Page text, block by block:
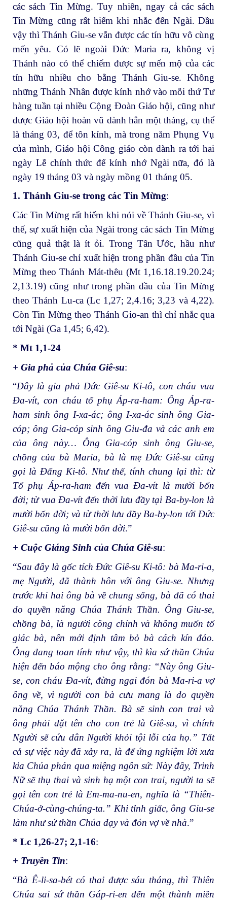
các sách Tin Mừng. Tuy nhiên, ngay cả các sách
Tin Mừng cũng rất hiếm khi nhắc đến Ngài. Dầu
vậy thì Thánh Giu-se vẫn được các tín hữu vô cùng
mến yêu. Có lẽ ngoài Đức Maria ra, không vị
Thánh nào có thể chiếm được sự mến mộ của các
tín hữu nhiều cho bằng Thánh Giu-se. Không
những Thánh Nhân được kính nhớ vào mỗi thứ Tư
hàng tuần tại nhiều Cộng Đoàn Giáo hội, cũng như
được Giáo hội hoàn vũ dành hẳn một tháng, cụ thể
là tháng 03, để tôn kính, mà trong năm Phụng Vụ
của mình, Giáo hội Công giáo còn dành ra tới hai
ngày Lễ chính thức để kính nhớ Ngài nữa, đó là
ngày 19 tháng 03 và ngày mồng 01 tháng 05.
1. Thánh Giu-se trong các Tin Mừng:
Các Tin Mừng rất hiếm khi nói về Thánh Giu-se, vì
thế, sự xuất hiện của Ngài trong các sách Tin Mừng
cũng quả thật là ít ỏi. Trong Tân Ước, hầu như
Thánh Giu-se chỉ xuất hiện trong phần đầu của Tin
Mừng theo Thánh Mát-thêu (Mt 1,16.18.19.20.24;
2,13.19) cũng như trong phần đầu của Tin Mừng
theo Thánh Lu-ca (Lc 1,27; 2,4.16; 3,23 và 4,22).
Còn Tin Mừng theo Thánh Gio-an thì chỉ nhắc qua
tới Ngài (Ga 1,45; 6,42).
* Mt 1,1-24
+ Gia phả của Chúa Giê-su:
“Đây là gia phả Đức Giê-su Ki-tô, con cháu vua
Đa-vít, con cháu tổ phụ Áp-ra-ham: Ông Áp-ra-
ham sinh ông I-xa-ác; ông I-xa-ác sinh ông Gia-
cóp; ông Gia-cóp sinh ông Giu-đa và các anh em
của ông này… Ông Gia-cóp sinh ông Giu-se,
chồng của bà Maria, bà là mẹ Đức Giê-su cũng
gọi là Đấng Ki-tô. Như thế, tính chung lại thì: từ
Tổ phụ Áp-ra-ham đến vua Đa-vít là mười bốn
đời; từ vua Đa-vít đến thời lưu đầy tại Ba-by-lon là
mười bốn đời; và từ thời lưu đầy Ba-by-lon tới Đức
Giê-su cũng là mười bốn đời.”
+ Cuộc Giáng Sinh của Chúa Giê-su:
“Sau đây là gốc tích Đức Giê-su Ki-tô: bà Ma-ri-a,
mẹ Người, đã thành hôn với ông Giu-se. Nhưng
trước khi hai ông bà về chung sống, bà đã có thai
do quyền năng Chúa Thánh Thần. Ông Giu-se,
chồng bà, là người công chính và không muốn tố
giác bà, nên mới định tâm bỏ bà cách kín đáo.
Ông đang toan tính như vậy, thì kìa sứ thần Chúa
hiện đến báo mộng cho ông rằng: “Này ông Giu-
se, con cháu Đa-vít, đừng ngại đón bà Ma-ri-a vợ
ông về, vì người con bà cưu mang là do quyền
năng Chúa Thánh Thần. Bà sẽ sinh con trai và
ông phải đặt tên cho con trẻ là Giê-su, vì chính
Người sẽ cứu dân Người khỏi tội lỗi của họ.” Tất
cả sự việc này đã xảy ra, là để ứng nghiệm lời xưa
kia Chúa phán qua miệng ngôn sứ: Này đây, Trinh
Nữ sẽ thụ thai và sinh hạ một con trai, người ta sẽ
gọi tên con trẻ là Em-ma-nu-en, nghĩa là “Thiên-
Chúa-ở-cùng-chúng-ta.” Khi tỉnh giấc, ông Giu-se
làm như sứ thần Chúa dạy và đón vợ về nhà.”
* Lc 1,26-27; 2,1-16:
+ Truyền Tin:
“Bà Ê-li-sa-bét có thai được sáu tháng, thì Thiên
Chúa sai sứ thần Gáp-ri-en đến một thành miền